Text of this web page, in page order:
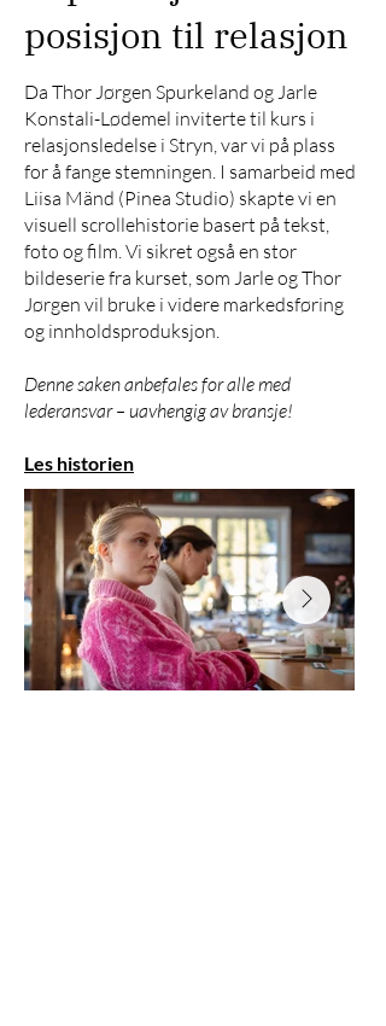
posisjon til relasjon
Da Thor Jørgen Spurkeland og Jarle
Konstali-Lødemel inviterte til kurs i
relasjonsledelse i Stryn, var vi på plass
for å fange stemningen. I samarbeid med
Liisa Mänd (Pinea Studio) skapte vi en
visuell scrollehistorie basert på tekst,
foto og film. Vi sikret også en stor
bildeserie fra kurset, som Jarle og Thor
Jørgen vil bruke i videre markedsføring
og innholdsproduksjon.
Denne saken anbefales for alle med
lederansvar – uavhengig av bransje!
Les historien